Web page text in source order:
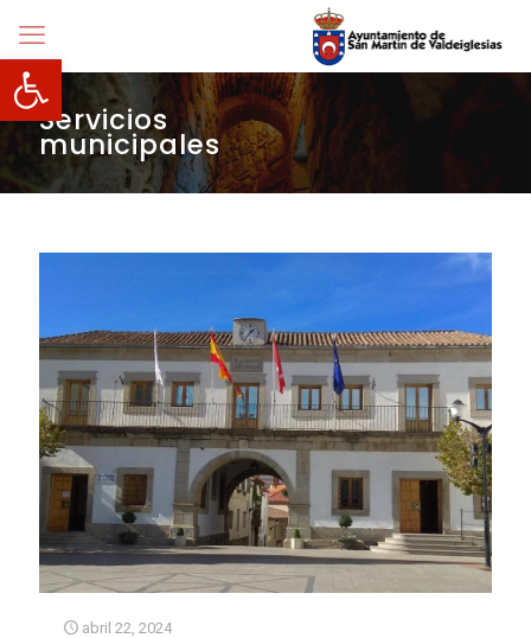
Abrir barra de herramientas
Servicios
municipales
abril 22, 2024